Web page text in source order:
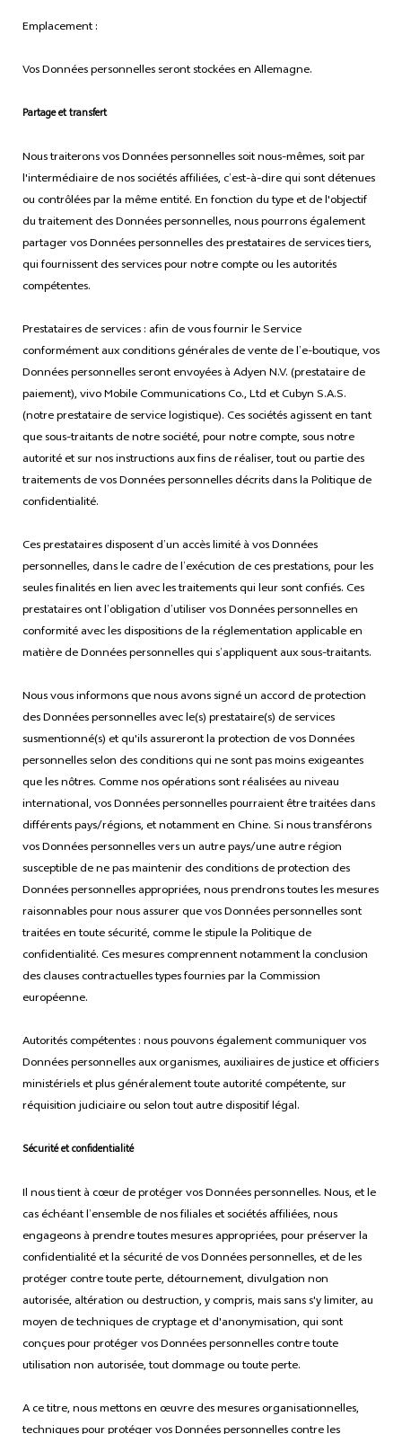
Emplacement :
Vos Données personnelles seront stockées en Allemagne.
Partage et transfert
Nous traiterons vos Données personnelles soit nous-mêmes, soit par
l'intermédiaire de nos sociétés affiliées, c’est-à-dire qui sont détenues
ou contrôlées par la même entité. En fonction du type et de l'objectif
du traitement des Données personnelles, nous pourrons également
partager vos Données personnelles des prestataires de services tiers,
qui fournissent des services pour notre compte ou les autorités
compétentes.
Prestataires de services : afin de vous fournir le Service
conformément aux conditions générales de vente de l’e-boutique, vos
Données personnelles seront envoyées à Adyen N.V. (prestataire de
paiement), vivo Mobile Communications Co., Ltd et Cubyn S.A.S.
(notre prestataire de service logistique). Ces sociétés agissent en tant
que sous-traitants de notre société, pour notre compte, sous notre
autorité et sur nos instructions aux fins de réaliser, tout ou partie des
traitements de vos Données personnelles décrits dans la Politique de
confidentialité.
Ces prestataires disposent d’un accès limité à vos Données
personnelles, dans le cadre de l’exécution de ces prestations, pour les
seules finalités en lien avec les traitements qui leur sont confiés. Ces
prestataires ont l’obligation d’utiliser vos Données personnelles en
conformité avec les dispositions de la réglementation applicable en
matière de Données personnelles qui s’appliquent aux sous-traitants.
Nous vous informons que nous avons signé un accord de protection
des Données personnelles avec le(s) prestataire(s) de services
susmentionné(s) et qu'ils assureront la protection de vos Données
personnelles selon des conditions qui ne sont pas moins exigeantes
que les nôtres. Comme nos opérations sont réalisées au niveau
international, vos Données personnelles pourraient être traitées dans
différents pays/régions, et notamment en Chine. Si nous transférons
vos Données personnelles vers un autre pays/une autre région
susceptible de ne pas maintenir des conditions de protection des
Données personnelles appropriées, nous prendrons toutes les mesures
raisonnables pour nous assurer que vos Données personnelles sont
traitées en toute sécurité, comme le stipule la Politique de
confidentialité. Ces mesures comprennent notamment la conclusion
des clauses contractuelles types fournies par la Commission
européenne.
Autorités compétentes : nous pouvons également communiquer vos
Données personnelles aux organismes, auxiliaires de justice et officiers
ministériels et plus généralement toute autorité compétente, sur
réquisition judiciaire ou selon tout autre dispositif légal.
Sécurité et confidentialité
Il nous tient à cœur de protéger vos Données personnelles. Nous, et le
cas échéant l’ensemble de nos filiales et sociétés affiliées, nous
engageons à prendre toutes mesures appropriées, pour préserver la
confidentialité et la sécurité de vos Données personnelles, et de les
protéger contre toute perte, détournement, divulgation non
autorisée, altération ou destruction, y compris, mais sans s'y limiter, au
moyen de techniques de cryptage et d'anonymisation, qui sont
conçues pour protéger vos Données personnelles contre toute
utilisation non autorisée, tout dommage ou toute perte.
A ce titre, nous mettons en œuvre des mesures organisationnelles,